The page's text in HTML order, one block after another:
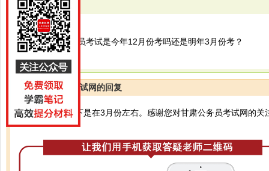
已解决
武威公务员
2024年甘肃公务员考试是今年12月份考吗还是明年3月份考？
甘肃公务员考试网的回复
您好，正常情况下是在3月份左右。感谢您对甘肃公务员考试网的关